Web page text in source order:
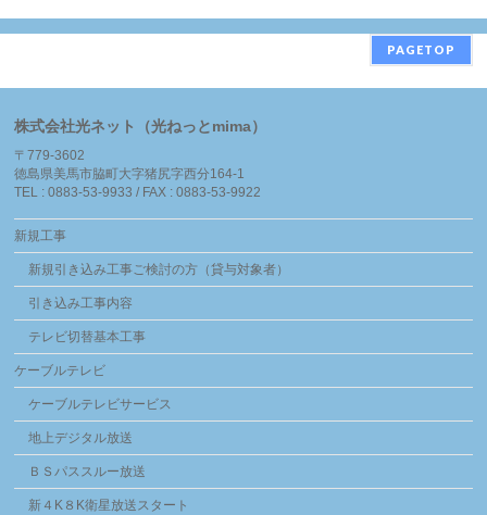
PAGETOP
株式会社光ネット（光ねっとmima）
〒779-3602
徳島県美馬市脇町大字猪尻字西分164-1
TEL : 0883-53-9933 / FAX : 0883-53-9922
新規工事
新規引き込み工事ご検討の方（貸与対象者）
引き込み工事内容
テレビ切替基本工事
ケーブルテレビ
ケーブルテレビサービス
地上デジタル放送
ＢＳパススルー放送
新４K８K衛星放送スタート